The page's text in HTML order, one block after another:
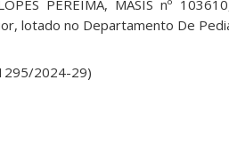
PEREIMA, MASIS nº
lotado no Departamento De
2024-29)